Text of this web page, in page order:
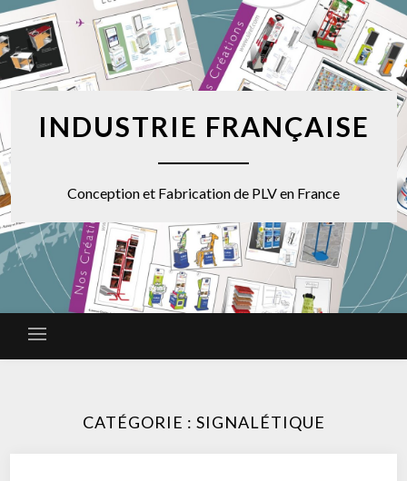
INDUSTRIE FRANÇAISE
Conception et Fabrication de PLV en France
CATÉGORIE : SIGNALÉTIQUE